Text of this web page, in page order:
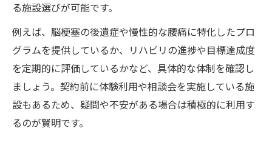
る施設選びが可能です。
例えば、脳梗塞の後遺症や慢性的な腰痛に特化したプロ
グラムを提供しているか、リハビリの進捗や目標達成度
を定期的に評価しているかなど、具体的な体制を確認し
ましょう。契約前に体験利用や相談会を実施している施
設もあるため、疑問や不安がある場合は積極的に利用す
るのが賢明です。